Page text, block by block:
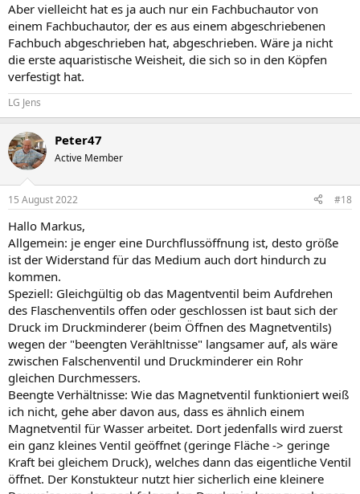
Aber vielleicht hat es ja auch nur ein Fachbuchautor von
einem Fachbuchautor, der es aus einem abgeschriebenen
Fachbuch abgeschrieben hat, abgeschrieben. Wäre ja nicht
die erste aquaristische Weisheit, die sich so in den Köpfen
verfestigt hat.
LG Jens
Peter47
Active Member
15 August 2022 #18
Hallo Markus,
Allgemein: je enger eine Durchflussöffnung ist, desto größe
ist der Widerstand für das Medium auch dort hindurch zu
kommen.
Speziell: Gleichgültig ob das Magentventil beim Aufdrehen
des Flaschenventils offen oder geschlossen ist baut sich der
Druck im Druckminderer (beim Öffnen des Magnetventils)
wegen der "beengten Verähltnisse" langsamer auf, als wäre
zwischen Falschenventil und Druckminderer ein Rohr
gleichen Durchmessers.
Beengte Verhältnisse: Wie das Magnetventil funktioniert weiß
ich nicht, gehe aber davon aus, dass es ähnlich einem
Magnetventil für Wasser arbeitet. Dort jedenfalls wird zuerst
ein ganz kleines Ventil geöffnet (geringe Fläche -> geringe
Kraft bei gleichem Druck), welches dann das eigentliche Ventil
öffnet. Der Konstukteur nutzt hier sicherlich eine kleinere